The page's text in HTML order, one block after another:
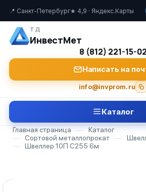
📍 Санкт-Петербург★ 4,9 · Яндекс.Карты
ТД
ИнвестМет
8 (812) 221-15-02
Написать на
info@invprom.ru
Каталог
Главная страница —
Каталог
—
Сортовой металлопрокат —
—
Швеллер 10П С255 6м